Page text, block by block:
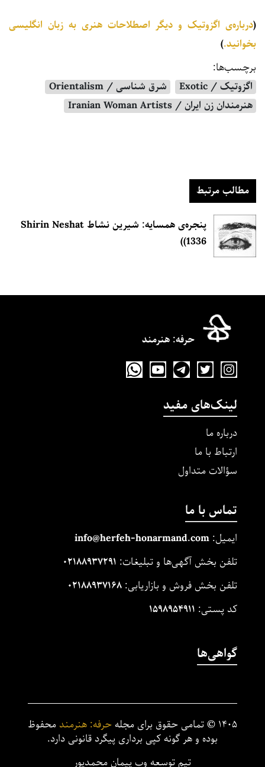
(درباره‌ی اگزوتیک و دیگر اصطلاحات هنری به زبان انگلیسی
بخوانید.)
برچسب‌ها:
اگزوتیک / Exotic
شرق شناسی / Orientalism
هنرمندان زن ایران / Iranian Woman Artists
مطالب مرتبط
پنجره‌ی همسایه: شیرین نشاط Shirin Neshat
(1336)
حرفه‌: هنرمند
لینک‌های مفید
درباره ما
ارتباط با ما
سؤالات متداول
تماس با ما
ایمیل: info@herfeh-honarmand.com
تلفن بخش آگهی‌ها و تبلیغات: ۰۲۱۸۸۹۳۷۲۹۱
تلفن بخش فروش و بازاریابی: ۰۲۱۸۸۹۳۷۱۶۸
کد پستی: ۱۵۹۸۹۵۴۹۱۱
گواهی‌ها
۱۴۰۵ ©تمامی حقوق برای مجلهحرفه: هنرمند محفوظ
بوده و هر گونه کپی برداری پیگرد قانونی دارد.
تیم توسعه وب پیمان محمدپور